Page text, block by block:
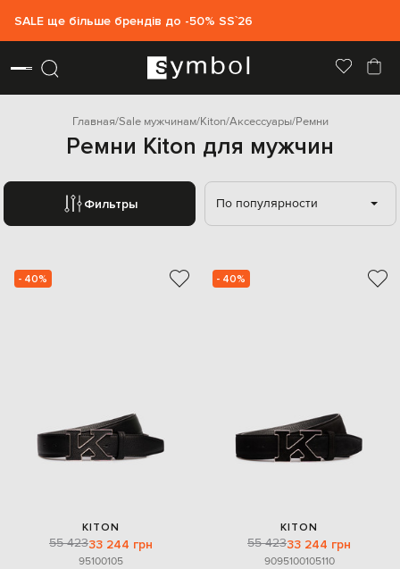
SALE ще більше брендів до -50% SS`26
Главная Sale мужчинам Kiton Аксессуары Ремни
Ремни Kiton для мужчин
Фильтры По популярности
- 40%
KITON
55 42333 244 грн
95100105
- 40%
KITON
55 42333 244 грн
9095100105110